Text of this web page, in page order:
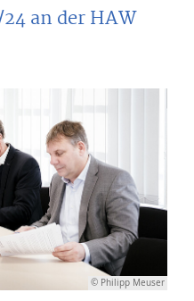
an der HAW
© Philipp Meuser